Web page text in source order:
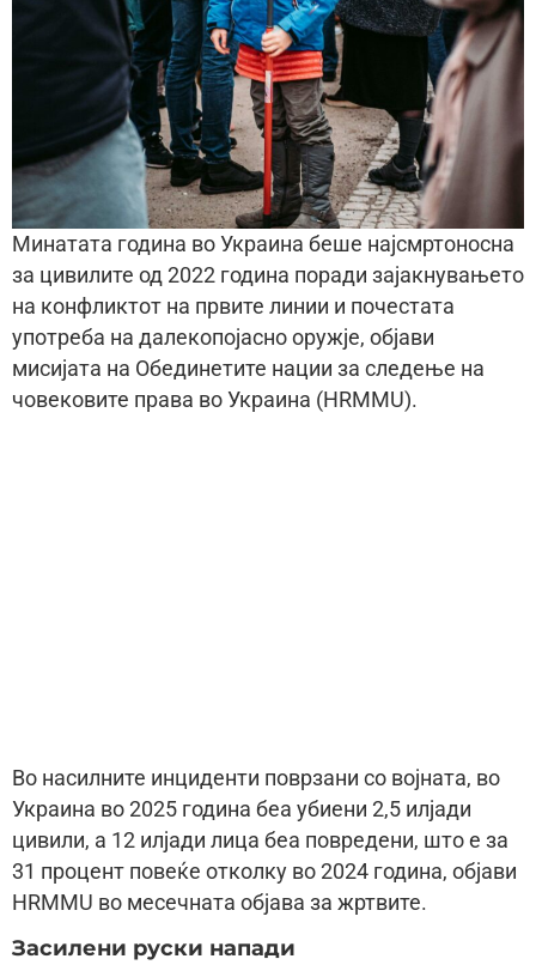
Минатата година во Украина беше најсмртоносна
за цивилите од 2022 година поради зајакнувањето
на конфликтот на првите линии и почестата
употреба на далекопојасно оружје, објави
мисијата на Обединетите нации за следење на
човековите права во Украина (HRMMU).
Во насилните инциденти поврзани со војната, во
Украина во 2025 година беа убиени 2,5 илјади
цивили, а 12 илјади лица беа повредени, што е за
31 процент повеќе отколку во 2024 година, објави
HRMMU во месечната објава за жртвите.
Засилени руски напади